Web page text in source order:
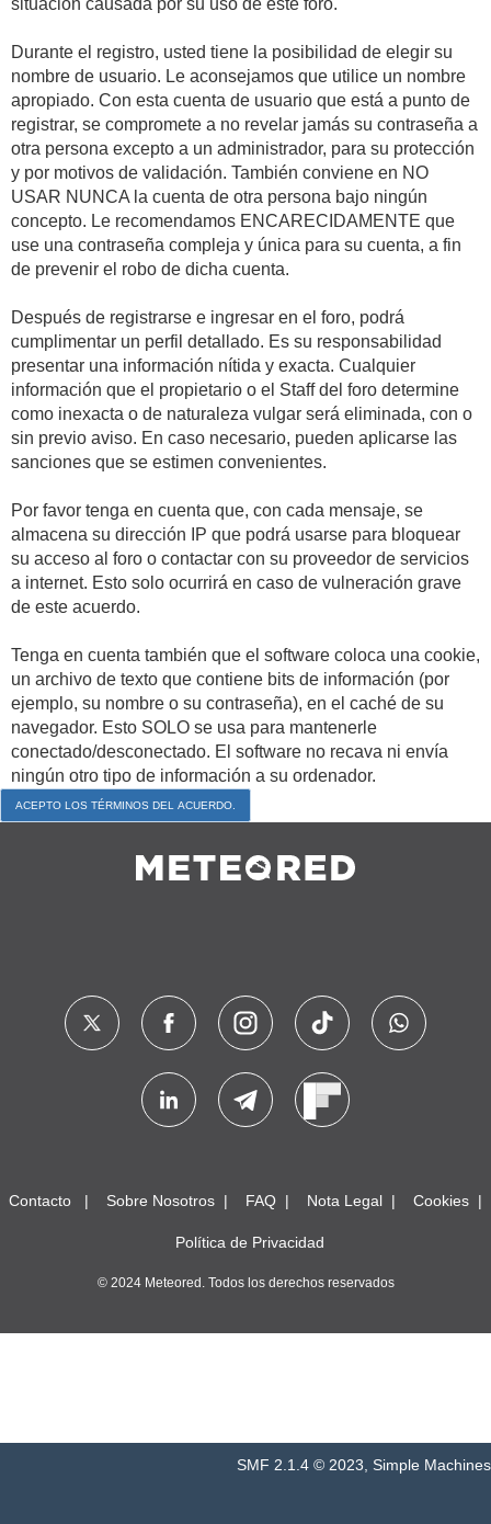
situación causada por su uso de este foro.
Durante el registro, usted tiene la posibilidad de elegir su
nombre de usuario. Le aconsejamos que utilice un nombre
apropiado. Con esta cuenta de usuario que está a punto de
registrar, se compromete a no revelar jamás su contraseña a
otra persona excepto a un administrador, para su protección
y por motivos de validación. También conviene en NO
USAR NUNCA la cuenta de otra persona bajo ningún
concepto. Le recomendamos ENCARECIDAMENTE que
use una contraseña compleja y única para su cuenta, a fin
de prevenir el robo de dicha cuenta.
Después de registrarse e ingresar en el foro, podrá
cumplimentar un perfil detallado. Es su responsabilidad
presentar una información nítida y exacta. Cualquier
información que el propietario o el Staff del foro determine
como inexacta o de naturaleza vulgar será eliminada, con o
sin previo aviso. En caso necesario, pueden aplicarse las
sanciones que se estimen convenientes.
Por favor tenga en cuenta que, con cada mensaje, se
almacena su dirección IP que podrá usarse para bloquear
su acceso al foro o contactar con su proveedor de servicios
a internet. Esto solo ocurrirá en caso de vulneración grave
de este acuerdo.
Tenga en cuenta también que el software coloca una cookie,
un archivo de texto que contiene bits de información (por
ejemplo, su nombre o su contraseña), en el caché de su
navegador. Esto SOLO se usa para mantenerle
conectado/desconectado. El software no recava ni envía
ningún otro tipo de información a su ordenador.
Contacto Sobre Nosotros FAQ Nota Legal Cookies
Política de Privacidad
© 2024 Meteored. Todos los derechos reservados
SMF 2.1.4 © 2023 Simple Machines